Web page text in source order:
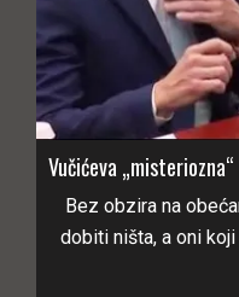
Vučićeva
Bez obzira na
dobiti ništa, a oni